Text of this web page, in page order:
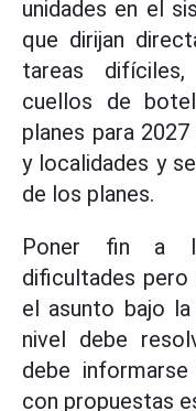
unidades en el
que dirijan
tareas
cuellos de
planes para
y localidades y
de los planes.
Poner fin a
dificultades pero
el asunto bajo
nivel debe
debe
con propuestas